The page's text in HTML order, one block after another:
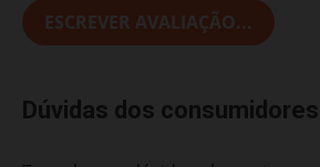
ESCREVER AVALIAÇÃO...
Dúvidas dos consumidores